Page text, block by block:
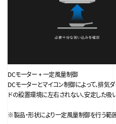
DCモーター + 一定風量制御
DCモーターとマイコン制御によって、排気
ドの設置環境に左右されない、安定した吸
※製品・形状により一定風量制御を行う範